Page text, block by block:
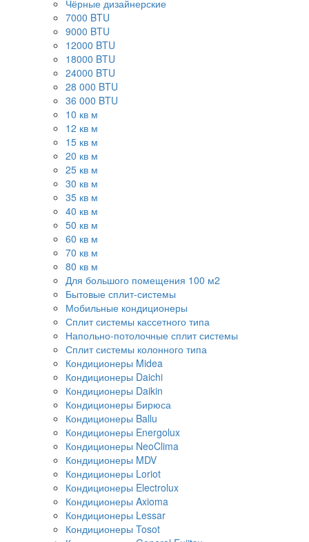
Чёрные дизайнерские
7000 BTU
9000 BTU
12000 BTU
18000 BTU
24000 BTU
28 000 BTU
36 000 BTU
10 кв м
12 кв м
15 кв м
20 кв м
25 кв м
30 кв м
35 кв м
40 кв м
50 кв м
60 кв м
70 кв м
80 кв м
Для большого помещения 100 м2
Бытовые сплит-системы
Мобильные кондиционеры
Сплит системы кассетного типа
Напольно-потолочные сплит системы
Сплит системы колонного типа
Кондиционеры Midea
Кондиционеры Daichi
Кондиционеры Daikin
Кондиционеры Бирюса
Кондиционеры Ballu
Кондиционеры Energolux
Кондиционеры NeoClima
Кондиционеры MDV
Кондиционеры Loriot
Кондиционеры Electrolux
Кондиционеры Axioma
Кондиционеры Lessar
Кондиционеры Tosot